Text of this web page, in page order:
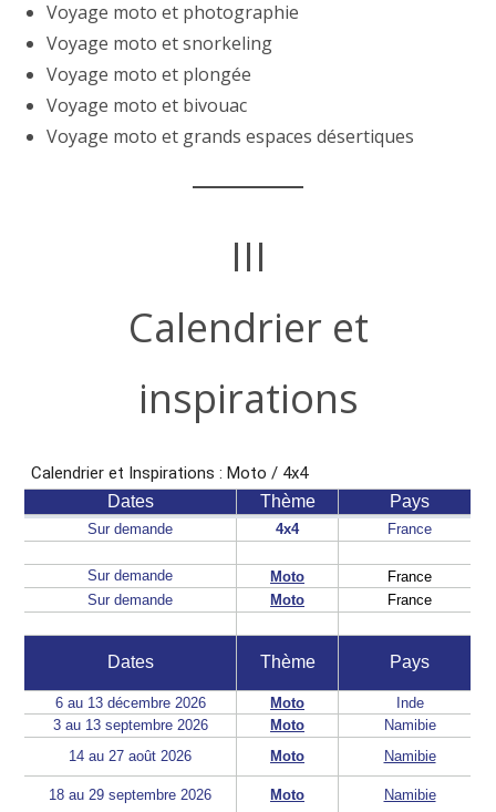
Voyage moto et photographie
Voyage moto et snorkeling
Voyage moto et plongée
Voyage moto et bivouac
Voyage moto et grands espaces désertiques
III
Calendrier et
inspirations